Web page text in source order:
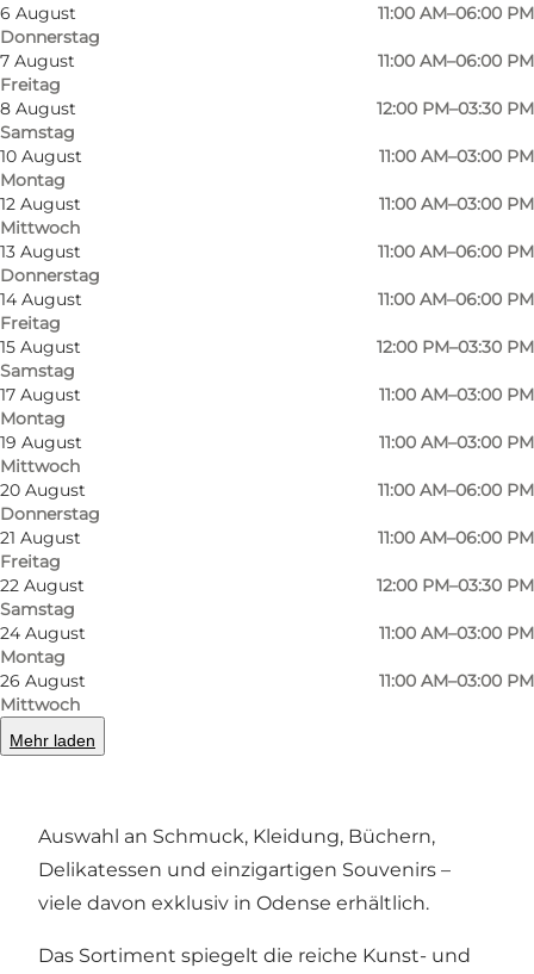
6 August
Donnerstag
11:00 AM–06:00 PM
7 August
Freitag
11:00 AM–06:00 PM
8 August
Samstag
12:00 PM–03:30 PM
10 August
Montag
11:00 AM–03:00 PM
12 August
Mittwoch
11:00 AM–03:00 PM
13 August
Donnerstag
11:00 AM–06:00 PM
14 August
Freitag
11:00 AM–06:00 PM
15 August
Samstag
12:00 PM–03:30 PM
17 August
Montag
11:00 AM–03:00 PM
19 August
Mittwoch
11:00 AM–03:00 PM
20 August
Donnerstag
11:00 AM–06:00 PM
21 August
Freitag
11:00 AM–06:00 PM
22 August
Samstag
12:00 PM–03:30 PM
24 August
Montag
11:00 AM–03:00 PM
26 August
Mittwoch
11:00 AM–03:00 PM
Mehr laden
Foto:
Im einladenden Nordatlantischen Haus am
Hafen von Odense befindet sich
NORDLYS –
Art, Design & Kunsthandwerk
skandinavische Kunst, traditionelles Handwerk
Auswahl an Schmuck, Kleidung, Büchern,
Delikatessen und einzigartigen Souvenirs –
viele davon exklusiv in Odense erhältlich.
Das Sortiment spiegelt die reiche Kunst- und